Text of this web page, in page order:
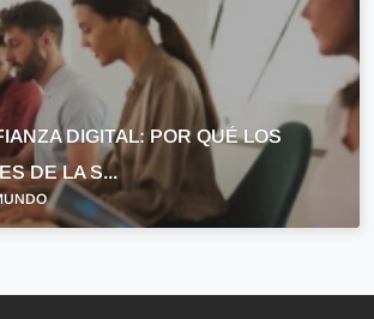
DIGITAL: POR QUÉ LOS
DE LA S...